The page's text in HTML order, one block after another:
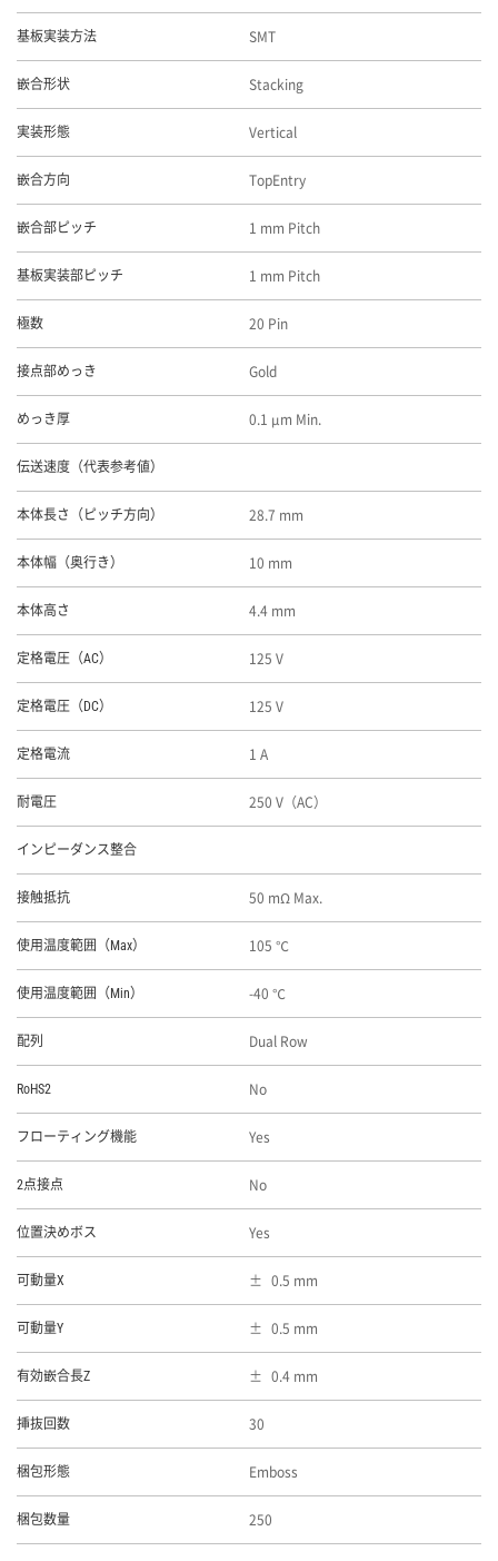
基板実装方法 SMT
嵌合形状 Stacking
実装形態 Vertical
嵌合方向 TopEntry
嵌合部ピッチ 1 mm Pitch
基板実装部ピッチ 1 mm Pitch
極数 20 Pin
接点部めっき Gold
めっき厚 0.1 μm Min.
伝送速度（代表参考値）
本体長さ（ピッチ方向） 28.7 mm
本体幅（奥行き） 10 mm
本体高さ 4.4 mm
定格電圧（AC） 125 V
定格電圧（DC） 125 V
定格電流 1 A
耐電圧 250 V（AC）
インピーダンス整合
接触抵抗 50 mΩ Max.
使用温度範囲（Max） 105 ℃
使用温度範囲（Min） -40 ℃
配列 Dual Row
RoHS2 No
フローティング機能 Yes
2点接点 No
位置決めボス Yes
可動量X 0.5 mm
可動量Y 0.5 mm
有効嵌合長Z 0.4 mm
挿抜回数 30
梱包形態 Emboss
梱包数量 250